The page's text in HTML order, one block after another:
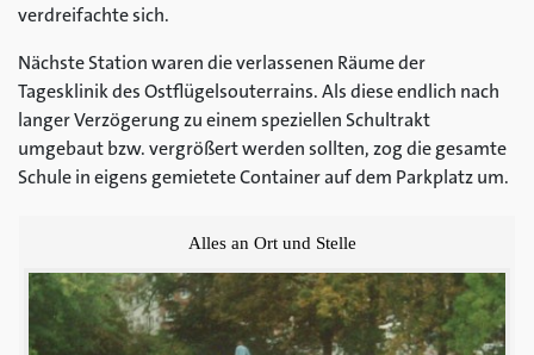
verdreifachte sich.
Nächste Station waren die verlassenen Räume der
Tagesklinik des Ostflügelsouterrains. Als diese endlich nach
langer Verzögerung zu einem speziellen Schultrakt
umgebaut bzw. vergrößert werden sollten, zog die gesamte
Schule in eigens gemietete Container auf dem Parkplatz um.
Alles an Ort und Stelle